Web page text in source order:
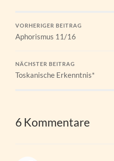
VORHERIGER BEITRAG
Aphorismus 11/16
NÄCHSTER BEITRAG
Toskanische Erkenntnis*
6 Kommentare